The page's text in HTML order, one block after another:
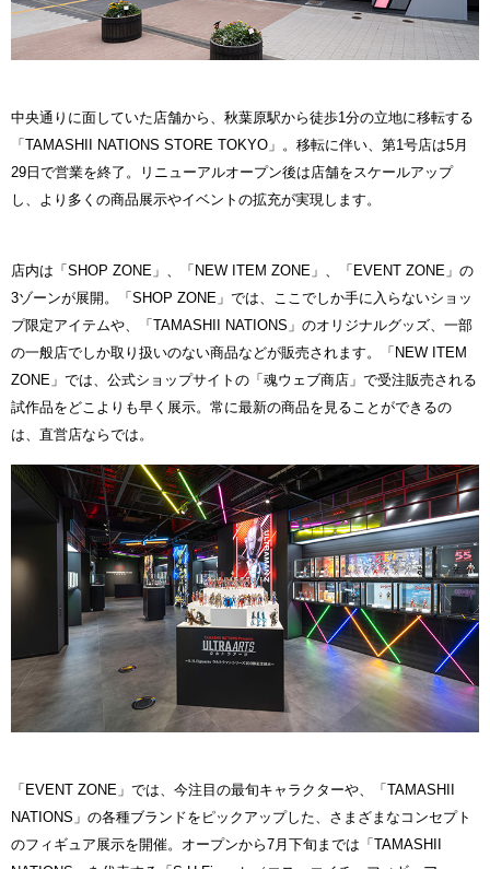
中央通りに面していた店舗から、秋葉原駅から徒歩1分の立地に移転する
「TAMASHII NATIONS STORE TOKYO」。移転に伴い、第1号店は5月
29日で営業を終了。リニューアルオープン後は店舗をスケールアップ
し、より多くの商品展示やイベントの拡充が実現します。
店内は「SHOP ZONE」、「NEW ITEM ZONE」、「EVENT ZONE」の
3ゾーンが展開。「SHOP ZONE」では、ここでしか手に入らないショッ
プ限定アイテムや、「TAMASHII NATIONS」のオリジナルグッズ、一部
の一般店でしか取り扱いのない商品などが販売されます。「NEW ITEM
ZONE」では、公式ショップサイトの「魂ウェブ商店」で受注販売される
試作品をどこよりも早く展示。常に最新の商品を見ることができるの
は、直営店ならでは。
「EVENT ZONE」では、今注目の最旬キャラクターや、「TAMASHII
NATIONS」の各種ブランドをピックアップした、さまざまなコンセプト
のフィギュア展示を開催。オープンから7月下旬までは「TAMASHII